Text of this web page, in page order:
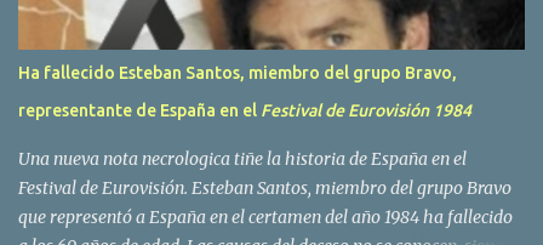
Ha fallecido Esteban Santos, miembro del grupo Bravo,
representante de España en el Festival de Eurovisión 1984
Una nueva nota necrologica tiñe la historia de España en el
Festival de Eurovisión. Esteban Santos, miembro del grupo Bravo
que representó a España en el certamen del año 1984 ha fallecido